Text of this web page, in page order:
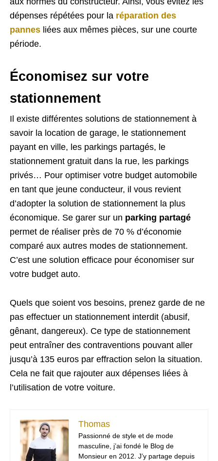
dépenses répétées pour la réparation des
pannes liées aux mêmes pièces, sur une courte
période.
Économisez sur votre
stationnement
Il existe différentes solutions de stationnement à
savoir la location de garage, le stationnement
payant en ville, les parkings partagés, le
stationnement gratuit dans la rue, les parkings
privés… Pour optimiser votre budget automobile
en tant que jeune conducteur, il vous revient
d’adopter la solution de stationnement la plus
économique. Se garer sur un parking partagé
permet de réaliser près de 70 % d’économie
comparé aux autres modes de stationnement.
C’est une solution efficace pour économiser sur
votre budget auto.
Quels que soient vos besoins, prenez garde de ne
pas effectuer un stationnement interdit (abusif,
gênant, dangereux). Ce type de stationnement
peut entraîner des contraventions pouvant aller
jusqu’à 135 euros par effraction selon la situation.
Cela ne fait que rajouter aux dépenses liées à
l’utilisation de votre voiture.
Thomas
Passionné de style et de mode
masculine, j’ai fondé le Blog de
Monsieur en 2012. J’y partage depuis